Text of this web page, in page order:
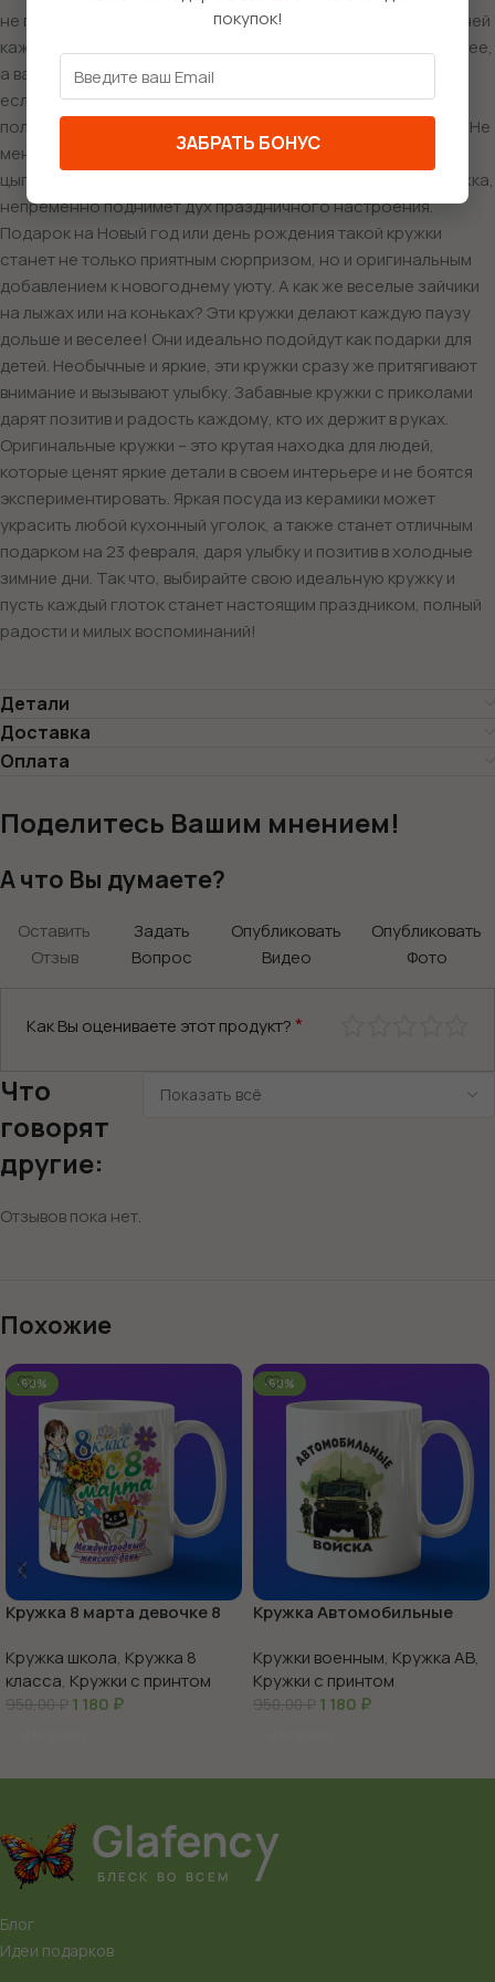
не просто посуда, это настоящий символ зимних забав. С ней
каждый глоток согревающего напитка будет в разы приятнее,
а ваши воспоминания о зимних праздниках станут ярче. А
если к тому же она украшена фразами вроде «Веселись на
полную катушку!», то настроение всегда будет на высоте! Не
менее замечательной является новогодняя кружка с
цыпленком. Этот забавный персонаж, вылезающий из снежка,
непременно поднимет дух праздничного настроения.
Подарок на Новый год или день рождения такой кружки
станет не только приятным сюрпризом, но и оригинальным
добавлением к новогоднему уюту. А как же веселые зайчики
на лыжах или на коньках? Эти кружки делают каждую паузу
дольше и веселее! Они идеально подойдут как подарки для
детей. Необычные и яркие, эти кружки сразу же притягивают
внимание и вызывают улыбку. Забавные кружки с приколами
дарят позитив и радость каждому, кто их держит в руках.
Оригинальные кружки – это крутая находка для людей,
которые ценят яркие детали в своем интерьере и не боятся
экспериментировать. Яркая посуда из керамики может
украсить любой кухонный уголок, а также станет отличным
подарком на 23 февраля, даря улыбку и позитив в холодные
зимние дни. Так что, выбирайте свою идеальную кружку и
пусть каждый глоток станет настоящим праздником, полный
радости и милых воспоминаний!
Детали
Доставка
Оплата
Поделитесь Вашим мнением!
А что Вы думаете?
Оставить
Отзыв
Задать
Вопрос
Опубликовать
Видео
Опубликовать
Фото
Как Вы оцениваете этот продукт? *
Что
говорят
другие:
Отзывов пока нет.
Похожие
-60%
Кружка 8 марта девочке 8
Кружка школа, Кружка 8
класса, Кружки с принтом
950,00₽ 1 180 ₽
-60%
Кружка Автомобильные
Кружки военным, Кружка АВ,
Кружки с принтом
950,00₽ 1 180 ₽
Блог
Идеи подарков
покупок!
ЗАБРАТЬ БОНУС